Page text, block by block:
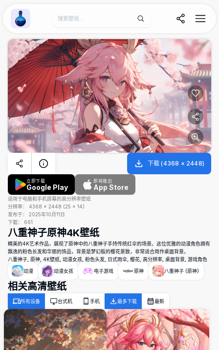
Wallpaper Alchemy
下载 (4368 × 2448)
立即下载
Google Play
即将推出
App Store
适用于电脑和手机屏幕的高分辨率壁纸
分辨率：
4368 × 2448 (25 × 14)
发布于：
2025年10月11日
下载：
661
八重神子原神4K壁纸
精美的4K艺术作品，展现了原神中的八重神子手持传统红伞的场景。这位优雅的动漫角色拥有
飘逸的粉色长发和华丽的饰品，背景是梦幻般的樱花景致，非常适合用作桌面背景。
八重神子, 原神, 4K壁纸, 动漫女孩, 粉色头发, 日式雨伞, 樱花, 高分辨率, 桌面背景, 游戏角色
动漫
动漫女孩 电子游戏 原神 八重神子 (原神)
相关高清壁纸
所有设备 台式机 手机 最多下载 最新